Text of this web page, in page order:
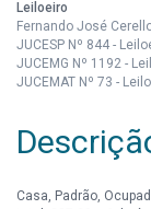
Leiloeiro
Fernando José
JUCESP Nº 844 -
JUCEMG Nº 1192 -
JUCEMAT Nº 73 -
Casa, Padrão,